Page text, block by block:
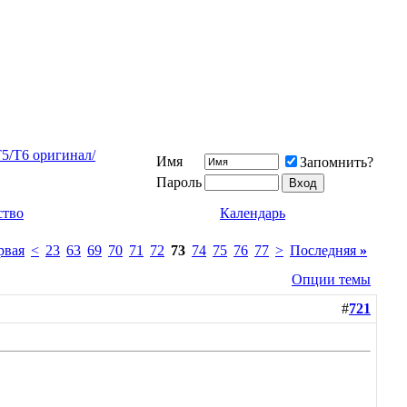
T6 оригинал/ Имя
Запомнить?
Пароль
Календарь
< 23 63 69 70 71 72 73 74 75 76 77 > Последняя »
Опции темы
#721